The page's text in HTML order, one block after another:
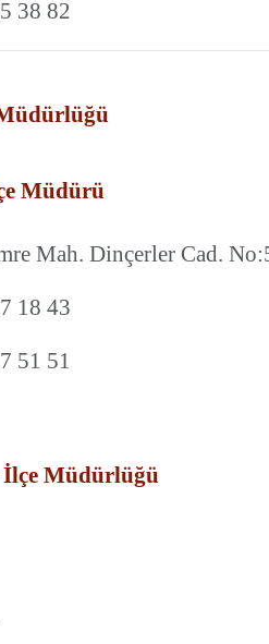
38 82
Müdürü
Mah. Dinçerler Cad.
18 43
51 51
İlçe Müdürlüğü